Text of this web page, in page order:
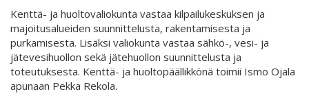
Kenttä- ja huoltovaliokunta vastaa kilpailukeskuksen ja
majoitusalueiden suunnittelusta, rakentamisesta ja
purkamisesta. Lisäksi valiokunta vastaa sähkö-, vesi- ja
jätevesihuollon sekä jätehuollon suunnittelusta ja
toteutuksesta. Kenttä- ja huoltopäällikkönä toimii Ismo Ojala
apunaan Pekka Rekola.